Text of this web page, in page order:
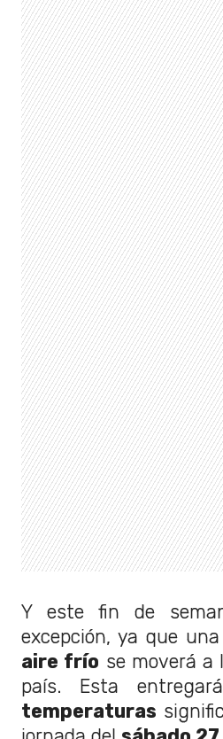
Y este fin de
excepción, ya que una
aire frío se moverá a
país. Esta
temperaturas